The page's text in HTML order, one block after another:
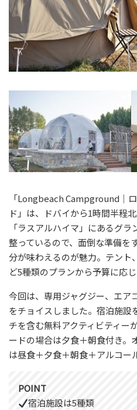
「Longbeach Campground｜
ド」は、ドバイから1時間半程
「ラスアルハイマ」にあるグ
整っているので、面倒な準備を
分が味わえるのが魅力。テント
ど5種類のプランから予算に応
今回は、専用ジャグジー、エア
をチョイスしました。宿泊施設
チを含む無料アクティビティー
ードの場合は夕食＋朝食付き。
は昼食＋夕食＋朝食＋アルコー
POINT
宿泊施設は5種類